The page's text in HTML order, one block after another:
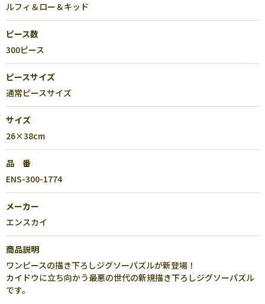
ルフィ＆ロー＆キッド
ピース数
300ピース
ピースサイズ
通常ピースサイズ
サイズ
26×38cm
品 番
ENS-300-1774
メーカー
エンスカイ
商品説明
ワンピースの描き下ろしジグソーパズルが新登場！
カイドウに立ち向かう最悪の世代の新規描き下ろしジグソーパズル
です。